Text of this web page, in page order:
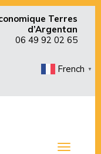
Terres
d’Argentan
06 49 92 02 65
French ▼
Toggle